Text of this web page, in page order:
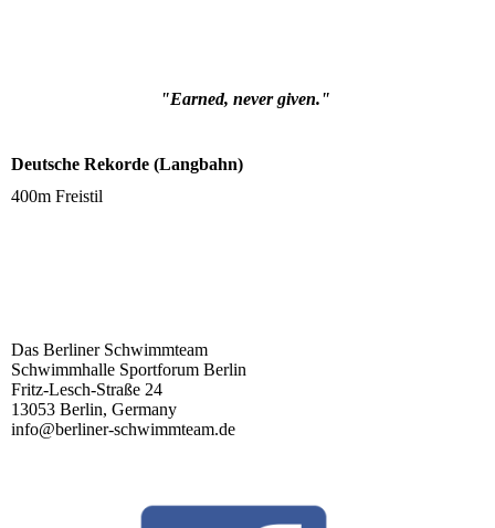
"Earned, never given."
Deutsche Rekorde (Langbahn)
400m Freistil
Das Berliner Schwimmteam
Schwimmhalle Sportforum Berlin
Fritz-Lesch-Straße 24
13053 Berlin, Germany
info@berliner-schwimmteam.de